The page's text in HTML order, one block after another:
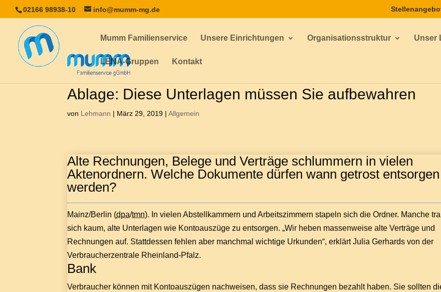
02166 98938-10 info@mumm-mg.de
Mumm Familienservice Unsere Einrichtungen Organisationsstruktur Unser
LENA-Gruppen Kontakt
Ablage: Diese Unterlagen müssen Sie aufbewahren
von Lehmann | März 29, 2019 |Allgemein
Alte Rechnungen, Belege und Verträge schlummern in vielen
Aktenordnern. Welche Dokumente dürfen wann getrost entsorgen
werden?
Mainz/Berlin (dpa/tmn). In vielen Abstellkammern und Arbeitszimmern stapeln sich die Ordner. Manche
sich kaum, alte Unterlagen wie Kontoauszüge zu entsorgen. „Wir heben massenweise alte Verträge und
Rechnungen auf. Stattdessen fehlen aber manchmal wichtige Urkunden“, erklärt Julia Gerhards von der
Verbraucherzentrale Rheinland-Pfalz.
Bank
Verbraucher können mit Kontoauszügen nachweisen, dass sie Rechnungen bezahlt haben. Sie sollten